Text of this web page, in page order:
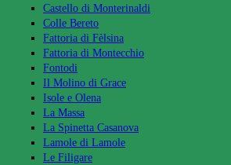
Castello di Monterinaldi
Colle Bereto
Fattoria di Fèlsina
Fattoria di Montecchio
Fontodi
Il Molino di Grace
Isole e Olena
La Massa
La Spinetta Casanova
Lamole di Lamole
Le Filigare